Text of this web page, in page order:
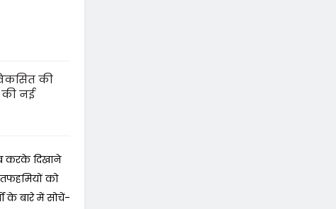
की
नई
करके दिखाने
को
के बारे में सोचें-